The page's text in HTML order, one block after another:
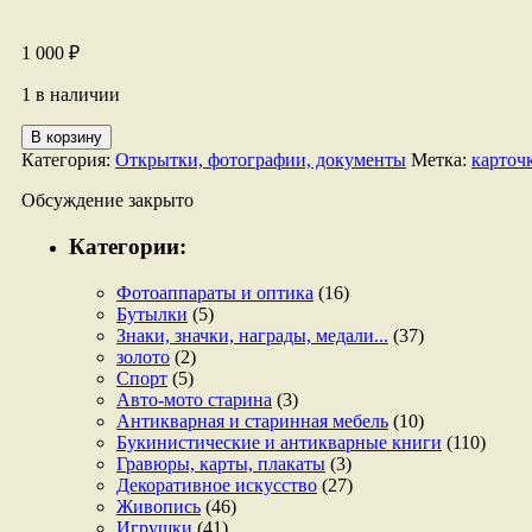
1 000 ₽
1 в наличии
Количество
товара
карточек
В корзину
Категория: Открытки, фотографии, документы Метка:
Обсуждение закрыто
Категории:
Фотоаппараты и оптика (16)
Бутылки (5)
Знаки, значки, награды, медали... (37)
золото (2)
Спорт (5)
Авто-мото старина (3)
Антикварная и старинная мебель (10)
Букинистические и антикварные книги (110)
Гравюры, карты, плакаты (3)
Декоративное искусство (27)
Живопись (46)
Игрушки (41)